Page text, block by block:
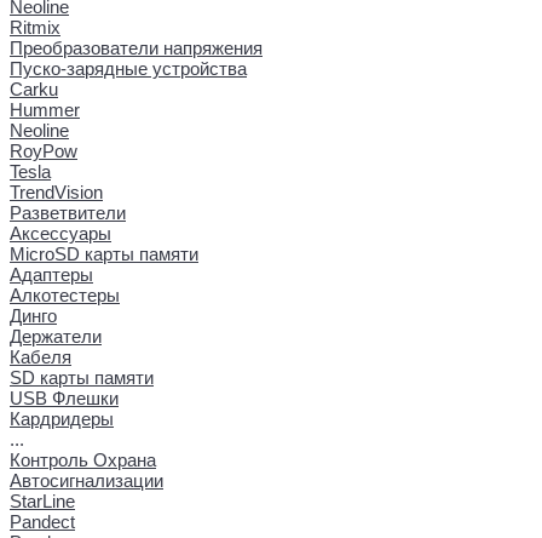
Neoline
Ritmix
Преобразователи напряжения
Пуско-зарядные устройства
Carku
Hummer
Neoline
RoyPow
Tesla
TrendVision
Разветвители
Аксессуары
MicroSD карты памяти
Адаптеры
Алкотестеры
Динго
Держатели
Кабеля
SD карты памяти
USB Флешки
Кардридеры
...
Контроль Охрана
Автосигнализации
StarLine
Pandect